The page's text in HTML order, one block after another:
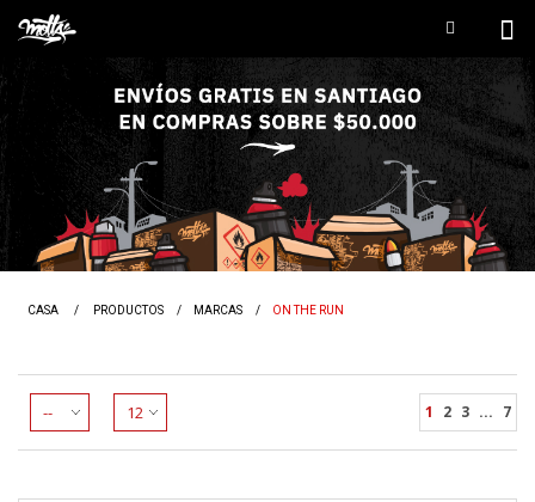
CASA / PRODUCTOS / MARCAS / ON THE RUN
1 2 3 ... 7